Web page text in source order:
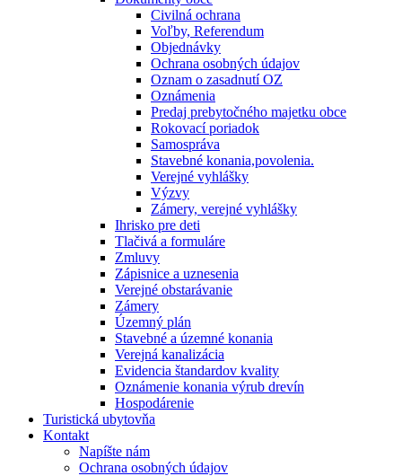
Civilná ochrana
Voľby, Referendum
Objednávky
Ochrana osobných údajov
Oznam o zasadnutí OZ
Oznámenia
Predaj prebytočného majetku obce
Rokovací poriadok
Samospráva
Stavebné konania,povolenia.
Verejné vyhlášky
Výzvy
Zámery, verejné vyhlášky
Ihrisko pre deti
Tlačivá a formuláre
Zmluvy
Zápisnice a uznesenia
Verejné obstarávanie
Zámery
Územný plán
Stavebné a územné konania
Verejná kanalizácia
Evidencia štandardov kvality
Oznámenie konania výrub drevín
Hospodárenie
Turistická ubytovňa
Kontakt
Napíšte nám
Ochrana osobných údajov